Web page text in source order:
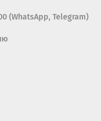
(WhatsApp, Telegram)